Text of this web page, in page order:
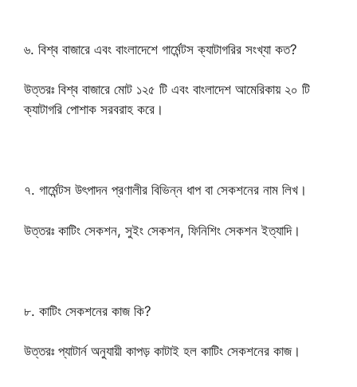
৬. বিশ্ব বাজারে এবং বাংলাদেশে গার্মেন্টস ক্যাটাগরির সংখ্যা কত?
উত্তরঃ বিশ্ব বাজারে মোট ১২৫ টি এবং বাংলাদেশ আমেরিকায় ২০ টি
ক্যাটাগরি পোশাক সরবরাহ করে।
৭. গার্মেন্টস উৎপাদন প্রণালীর বিভিন্ন ধাপ বা সেকশনের নাম লিখ।
উত্তরঃ কাটিং সেকশন, সুইং সেকশন, ফিনিশিং সেকশন ইত্যাদি।
৮. কাটিং সেকশনের কাজ কি?
উত্তরঃ প্যাটার্ন অনুযায়ী কাপড় কাটাই হল কাটিং সেকশনের কাজ।